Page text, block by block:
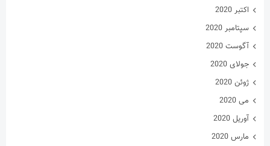
اکتبر 2020
سپتامبر 2020
آگوست 2020
جولای 2020
ژوئن 2020
می 2020
آوریل 2020
مارس 2020